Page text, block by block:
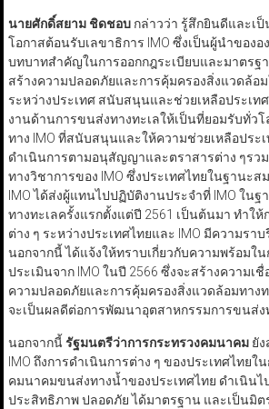
นายศักดิ์สยาม ชิดชอบกล่าวว่า รู้สึกยินดีและเป็
โอกาสต้อนรับเลขาธิการ IMO ซึ่งเป็นผู้นำของ
บทบาทสำคัญในการออกกฎระเบียบและมาตรฐา
สร้างความปลอดภัยและการคุ้มครองสิ่งแวดล้อ
ระหว่างประเทศ สนับสนุนและช่วยเหลือประเท
งานด้านการขนส่งทางทะเลให้เป็นที่ยอมรับทั่ว
ทาง IMO ที่สนับสนุนและให้ความช่วยเหลือประ
ดำเนินการตามอนุสัญญาและตราสารต่าง ๆรว
ทางวิชาการของ IMO ซึ่งประเทศไทยในฐานะ
IMO ได้ส่งผู้แทนไปปฏิบัติงานประจำที่ IMO ใน
ทางทะเลครั้งแรกตั้งแต่ปี 2561 เป็นต้นมา ทำใ
ต่าง ๆ ระหว่างประเทศไทยและ IMO มีความรา
นอกจากนี้ ได้แจ้งให้ทราบเกี่ยวกับความพร้อมใน
ประเมินจาก IMO ในปี 2566 ซึ่งจะสร้างความ
ความปลอดภัยและการคุ้มครองสิ่งแวดล้อมทาง
จะเป็นผลดีต่อการพัฒนาอุตสาหกรรมการขนส่ง
นอกจากนี้รัฐมนตรีว่าการกระทรวงคมนาคมยัง
IMO ถึงการดำเนินการต่าง ๆ ของประเทศไทย
คมนาคมขนส่งทางน้ำของประเทศไทย ดำเนินไ
ประสิทธิภาพ ปลอดภัย ได้มาตรฐาน และเป็นมิ